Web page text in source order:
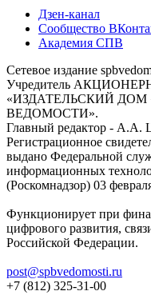
Дзен-канал
Сообщество
Академия СПВ
Сетевое издание
Учредитель
«ИЗДАТЕЛЬСКИЙ ДОМ
ВЕДОМОСТИ».
Главный редактор - А.А.
Регистрационное
выдано Федеральной
информационных
(Роскомнадзор) 03
Функционирует при
цифрового развития,
Российской Федерации.
post@spbvedomosti.ru
+7 (812) 325-31-00